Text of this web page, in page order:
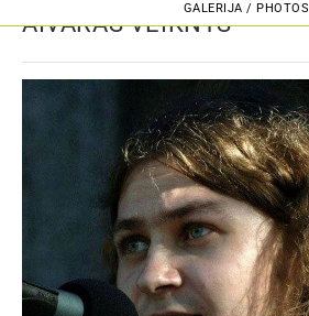
GALERIJA / PHOTOS
AIVARAS VEIKNYS